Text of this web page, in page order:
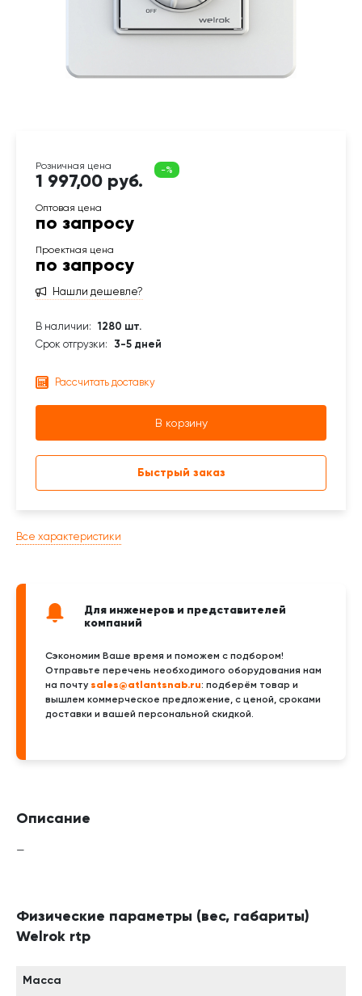
Все характеристики
Для инженеров и представителей
компаний
Сэкономим Ваше время и поможем с подбором!
Отправьте перечень необходимого оборудования нам
на почту sales@atlantsnab.ru: подберём товар и
вышлем коммерческое предложение, с ценой, сроками
доставки и вашей персональной скидкой.
1 997,00 руб.
по запросу
по запросу
Нашли дешевле?
В наличии: 1280 шт.
Срок отгрузки:
3-5 дней
Рассчитать доставку
В корзину
Быстрый заказ
Описание
—
Физические параметры (вес, габариты)
Welrok rtp
Масса